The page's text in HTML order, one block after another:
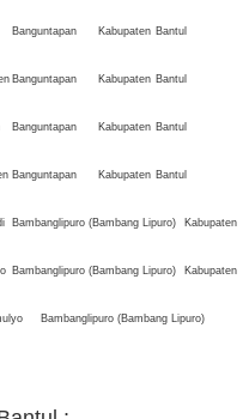
Banguntapan Kabupaten Bantul
Banguntapan Kabupaten Bantul
Banguntapan Kabupaten Bantul
Banguntapan Kabupaten Bantul
Bambanglipuro (Bambang Lipuro)
Kabupaten
Bambanglipuro (Bambang Lipuro)
Kabupaten
Bambanglipuro (Bambang Lipuro)